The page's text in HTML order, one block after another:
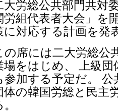
大労総公共部門共対
労組代表者大会」を
に対応する計画を発
の席には二大労総公
場をはじめ、 上級
参加する予定だ。
体の韓国労総と民主